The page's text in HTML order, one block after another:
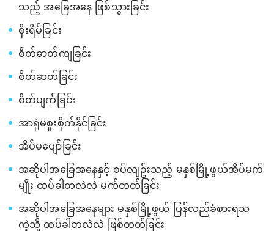
သည့် အခြေအနေ ဖြစ်သွားခြင်း
စိုးရိမ်ခြင်း
စိတ်ဓာတ်ကျခြင်း
စိတ်ဆတ်ခြင်း
စိတ်ပျက်ခြင်း
အာရုံမစူးစိုက်နိုင်ခြင်း
အိပ်မပျော်ခြင်း
အဆိုပါအခြေအနေနှင့် စပ်လျဥ်းသည့် မနှစ်မြို့ဖွယ်အိပ်မက်
မျိုး ထပ်ခါတလဲလဲ မက်တတ်ခြင်း
အဆိုပါအခြေအနေများ မနှစ်မြို့ဖွယ် ပြန်လည်ခံစားရသ
ကဲ့သို့ ထပ်ခါတလဲလဲ ဖြစ်တတ်ခြင်း